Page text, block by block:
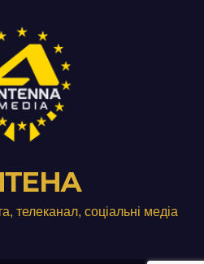
телеканал, соціальні медіа